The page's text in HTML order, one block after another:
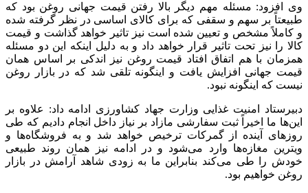
وی افزود: مسئله مهم دیگر بالا رفتن قیمت جهانی روغن بود که
طبیعتاً بر سهم و سقفی که برای کالای اساسی در نظر گرفته شده
و کاملاً مشخص و تعیین شده است نیز تاثیر خواهد گذاشت و قیمت
کالا را نیز تحت تاثیر قرار خواهد داد و به دلیل اینکه این دو مسئله
همزمان با هم اتفاق افتاد قیمت روغن نیز اندکی بر اساس همان
قیمت جهانی افزایش یافت و اینگونه تلقی شد که در بازار روغن
نیست که اینگونه نبود.
دبیرستاد امنیت غذایی وزارت جهاد کشاورزی ادامه داد: علاوه بر
این‌ها ما اخیراً ثبت سفارشی مازاد بر نیاز داخل انجام دادیم که طی
روزهای آینده از گمرکات ترخیص خواهد شد و به فروشگاه‌ها و
ویترین مغازه‌ها وارد می‌شود و در ادامه نیز همان روند طبیعی
خودش را طی می‌کند بنابراین ما به زودی شاهد آرامش در بازار
روغن خواهیم بود.